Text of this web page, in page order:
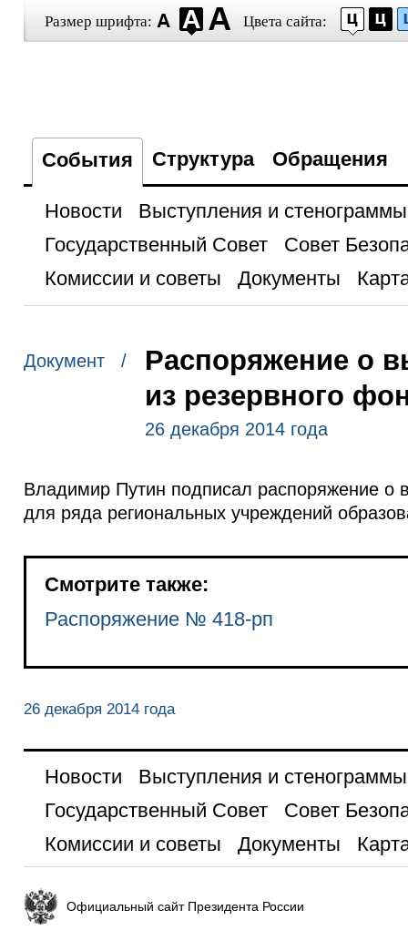
Размер шрифта: Цвета сайта:
События Структура Обращения
Новости
Выступления и стенограммы
Государственный Совет
Совет
Комиссии и советы
Документы
Документ /
Распоряжение о
из резервного
26 декабря 2014 года
Владимир Путин подписал распоряжение о
для ряда региональных учреждений
Смотрите также:
Распоряжение № 418-рп
26 декабря 2014 года
Новости
Выступления и стенограммы
Государственный Совет
Совет
Комиссии и советы
Документы
Официальный сайт Президента России